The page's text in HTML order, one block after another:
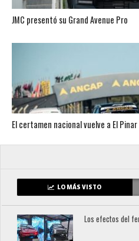
JMC presentó su Grand Avenue Pro
El certamen nacional vuelve a El Pinar
LO MÁS VISTO
Los efectos del